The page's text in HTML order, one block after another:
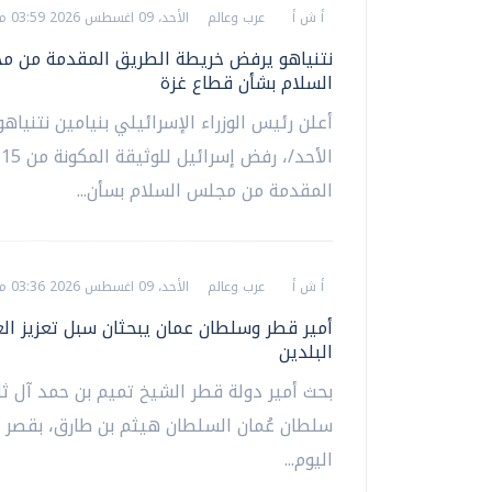
أ ش أ عرب وعالم الأحد، 09 اغسطس 2026 03:59 م
نتنياهو يرفض خريطة الطريق المقدمة من
السلام بشأن قطاع غزة
أعلن رئيس الوزراء الإسرائيلي بنيامين
المقدمة من مجلس السلام بسأن...
أ ش أ عرب وعالم الأحد، 09 اغسطس 2026 03:36 م
أمير قطر وسلطان عمان يبحثان سبل تعزيز
البلدين
بحث أمير دولة قطر الشيخ تميم بن حمد آل
سلطان عُمان السلطان هيثم بن طارق، بقصر
اليوم...